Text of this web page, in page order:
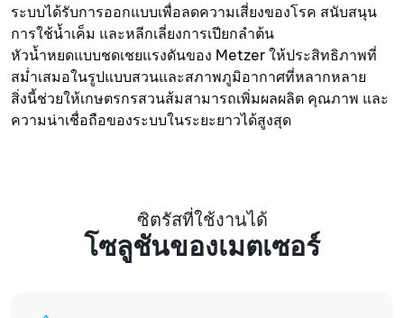
ระบบได้รับการออกแบบเพื่อลดความเสี่ยงของโรค สนับสนุน
การใช้น้ำเค็ม และหลีกเลี่ยงการเปียกลำต้น
หัวน้ำหยดแบบชดเชยแรงดันของ Metzer ให้ประสิทธิภาพที่
สม่ำเสมอในรูปแบบสวนและสภาพภูมิอากาศที่หลากหลาย
สิ่งนี้ช่วยให้เกษตรกรสวนส้มสามารถเพิ่มผลผลิต คุณภาพ และ
ความน่าเชื่อถือของระบบในระยะยาวได้สูงสุด
ซิตรัสที่ใช้งานได้
โซลูชันของเมตเซอร์